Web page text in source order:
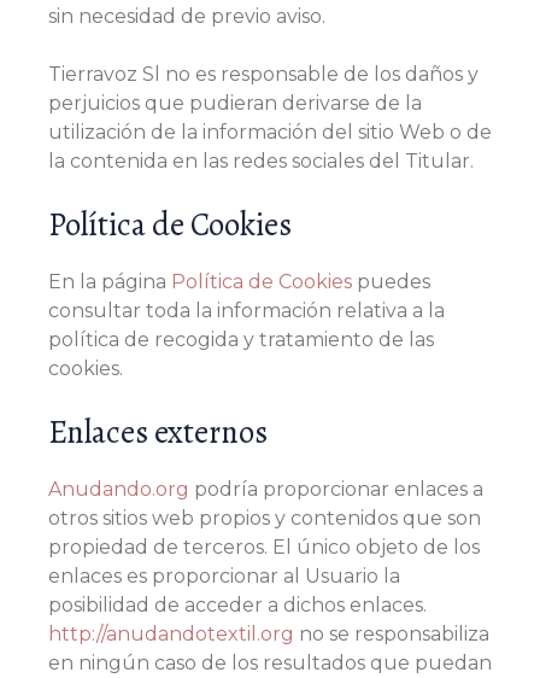
sin necesidad de previo aviso.
Tierravoz Sl no es responsable de los daños y
perjuicios que pudieran derivarse de la
utilización de la información del sitio Web o de
la contenida en las redes sociales del Titular.
Política de Cookies
En la página Política de Cookies puedes
consultar toda la información relativa a la
política de recogida y tratamiento de las
cookies.
Enlaces externos
Anudando.org podría proporcionar enlaces a
otros sitios web propios y contenidos que son
propiedad de terceros. El único objeto de los
enlaces es proporcionar al Usuario la
posibilidad de acceder a dichos enlaces.
http://anudandotextil.org no se responsabiliza
en ningún caso de los resultados que puedan